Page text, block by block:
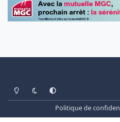
Light ModeDark ModeSystem Preference
Politique de
www.cheminots.net -